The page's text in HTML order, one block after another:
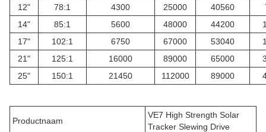
12"
78:1 4300 25000 40560
14"
85:1 5600 48000 44200
17"
102:1 6750 67000 53040
21"
125:1 16000 89000 65000
25"
150:1 21450 112000 89000
Productnaam
VE7 High Strength Solar
Tracker Slewing Drive